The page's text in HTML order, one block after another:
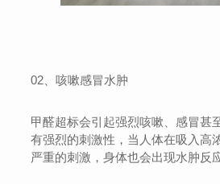
02、咳嗽感冒水肿
甲醛超标会引起强烈咳嗽、感冒甚
有强烈的刺激性，当人体在吸入高
严重的刺激，身体也会出现水肿反